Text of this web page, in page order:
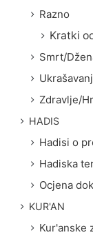
Razno
Kratki
Smrt/
Zdravlje/
HADIS
Hadisi o
Hadiska
Ocjena
KUR'AN
Kur'anske